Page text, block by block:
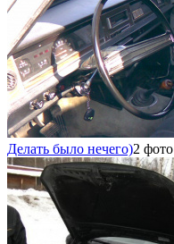
Делать было нечего)2 фото